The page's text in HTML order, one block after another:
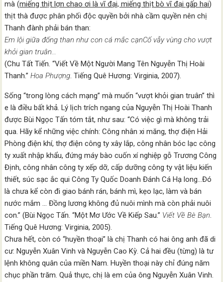
mà (miếng thịt lợn chao ơi là vĩ đại, miếng thịt bò vĩ đại gấp hai)
thịt thà được phân phối độc quyền bởi nhà cầm quyền nên chị
Thanh đành phải bán than:
Em lội giữa đống than như con cá mắc cạnCố vẫy vùng cho vượt
khỏi gian truân…
(Chu Tất Tiến. “Viết Về Một Người Mang Tên Nguyễn Thị Hoài
Thanh.”Hoa Phượng. Tiếng Quê Hương: Virginia, 2007).
Sống “trong lòng cách mạng” mà muốn “vượt khỏi gian truân” thì
e là điều bất khả. Lý lịch trích ngang của Nguyễn Thị Hoài Thanh
được Bùi Ngọc Tấn tóm tắt, như sau: “Có việc gì mà không trải
qua. Hãy kể những việc chính: Công nhân xi măng, thợ điện Hải
Phòng điện khí, thợ điện công ty xây lắp, công nhân bóc lạc công
ty xuất nhập khẩu, đứng máy bào cuốn xí nghiệp gỗ Trương Công
Định, công nhân công ty xếp dỡ, cấp dưỡng công ty vật liệu kiến
thiết, súc sạc ắc qui Công Ty Quốc Doanh Đánh Cá Hạ long…Đó
là chưa kể còn đi giao bánh rán, bánh mì, kẹo lạc, làm và bán
nước mắm … Đồng lương không đủ nuôi mình mà còn phải nuôi
con.” (Bùi Ngọc Tấn. “Một Mơ Ước Về Kiếp Sau.” Viết Về Bè Bạn.
Tiếng Quê Hương: Virginia, 2005).
Chưa hết, còn có “huyền thoại” là chị Thanh có hai ông anh đã di
cư: Nguyễn Xuân Vinh và Nguyễn Cao Kỳ. Cả hai đều (từng) là tư
lệnh không quân của miền Nam. Huyền thoại này chỉ đúng năm
chục phần trăm. Quả thực, chị là em của ông Nguyễn Xuân Vinh.